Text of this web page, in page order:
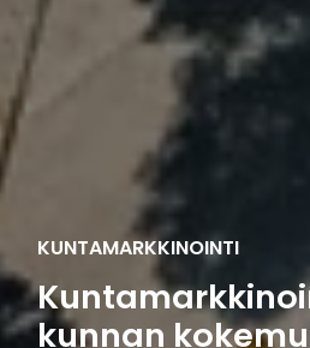
KUNTAMARKKINOINTI
kunnan